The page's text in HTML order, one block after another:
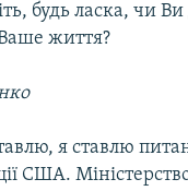
будь ласка, чи
життя?
я ставлю
США.